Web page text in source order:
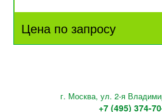
Цена по запросу
г. Москва, ул. 2-я
+7 (495) 374-